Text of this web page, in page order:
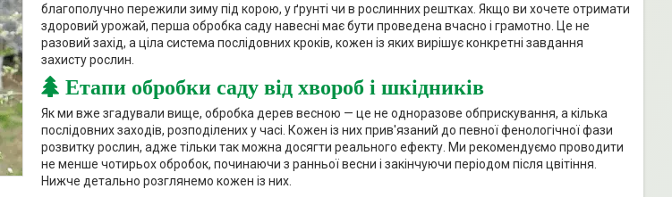
благополучно пережили зиму під корою, у ґрунті чи в рослинних рештках. Якщо ви хочете отримати
здоровий урожай, перша обробка саду навесні має бути проведена вчасно і грамотно. Це не
разовий захід, а ціла система послідовних кроків, кожен із яких вирішує конкретні завдання
захисту рослин.
Етапи обробки саду від хвороб і шкідників
Як ми вже згадували вище, обробка дерев весною — це не одноразове обприскування, а кілька
послідовних заходів, розподілених у часі. Кожен із них прив'язаний до певної фенологічної фази
розвитку рослин, адже тільки так можна досягти реального ефекту. Ми рекомендуємо проводити
не менше чотирьох обробок, починаючи з ранньої весни і закінчуючи періодом після цвітіння.
Нижче детально розглянемо кожен із них.